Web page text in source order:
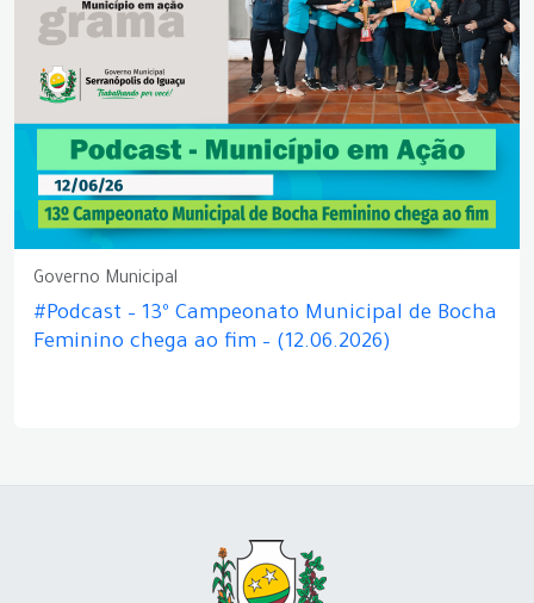
Governo Municipal
#Podcast – 13º Campeonato Municipal de Bocha
Feminino chega ao fim – (12.06.2026)